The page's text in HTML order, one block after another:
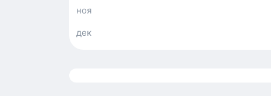
ноя
дек